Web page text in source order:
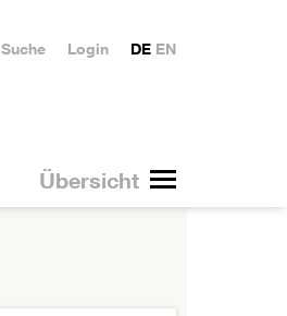
Übersicht
DE EN
Login
Suche